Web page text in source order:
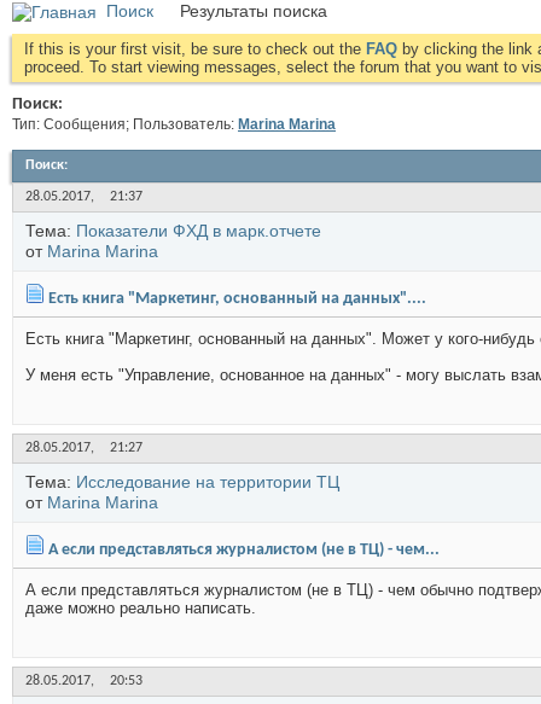
Поиск Результаты поиска
If this is your first visit, be sure to check out the FAQ by clicking the link
proceed. To start viewing messages, select the forum that you want to
Поиск:
Тип: Сообщения; Пользователь: Marina Marina
Поиск:
28.05.2017, 21:37
Тема: Показатели ФХД в марк.отчете
от Marina Marina
Есть книга "Маркетинг, основанный на данных"....
Есть книга "Маркетинг, основанный на данных". Может у кого-
У меня есть "Управление, основанное на данных" - могу выслать
28.05.2017, 21:27
Тема: Исследование на территории ТЦ
от Marina Marina
А если представляться журналистом (не в ТЦ) - чем...
А если представляться журналистом (не в ТЦ) - чем обычно
даже можно реально написать.
28.05.2017, 20:53